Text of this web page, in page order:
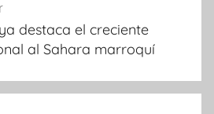
destaca el creciente
al Sahara marroquí